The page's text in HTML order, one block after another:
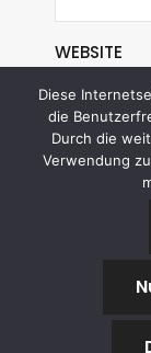
WEBSITE
Diese
die
Durch die
Verwendung